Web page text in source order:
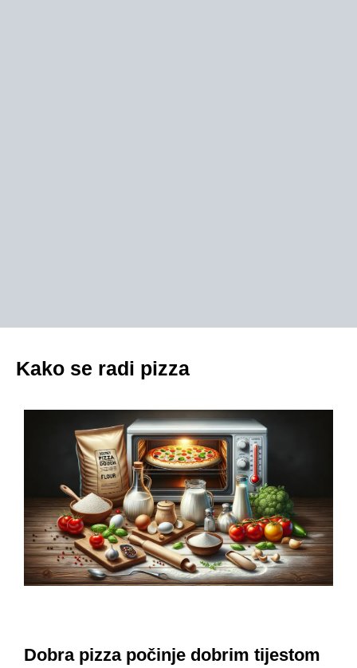
Kako se radi pizza
Dobra pizza počinje dobrim tijestom